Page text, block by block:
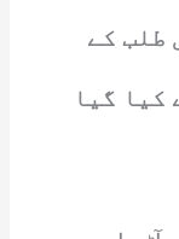
طلب کے
کیا گیا